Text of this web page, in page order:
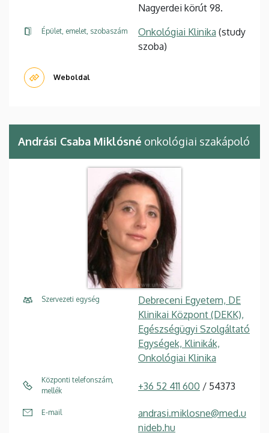
Nagyerdei körút 98.
Épület, emelet, szobaszám Onkológiai Klinika (study
szoba)
Weboldal
Andrási Csaba Miklósné onkológiai szakápoló
Szervezeti egység
Debreceni Egyetem, DE
Klinikai Központ (DEKK),
Egészségügyi Szolgáltató
Egységek, Klinikák,
Onkológiai Klinika
Központi telefonszám,
mellék
+36 52 411 600 / 54373
E-mail
andrasi.miklosne@med.u
nideb.hu